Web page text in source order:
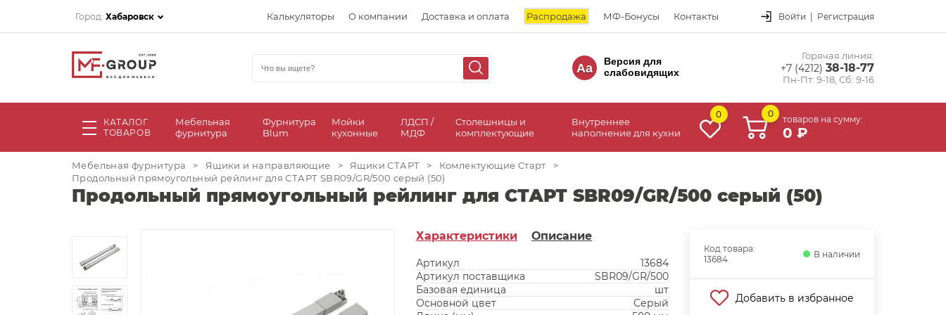
Город: Хабаровск Калькуляторы О компании Доставка и оплата Распродажа МФ-Бонусы Контакты Войти | Регистрация
Aa
Версия для
слабовидящих
Горячая линия:
+7 (4212) 38-18-77
Пн-Пт: 9-18, Сб: 9-16
КАТАЛОГ
ТОВАРОВ
Мебельная
фурнитура
Фурнитура
Blum
Мойки
кухонные
ЛДСП /
МДФ
Столешницы и
комплектующие
Внутреннее
наполнение для кухни
0 0
товаров на сумму:
0 ₽
Мебельная фурнитура > Ящики и направляющие > Ящики СТАРТ > Комлектующие Старт
>
Продольный прямоугольный рейлинг для СТАРТ SBR09/GR/500 серый (50)
Продольный прямоугольный рейлинг для СТАРТ SBR09/GR/500 серый (50)
Характеристики Описание
Артикул
13684
Артикул поставщика
SBR09/GR/500
Базовая единица
шт
Основной цвет
Серый
Код товара:
13684
В наличии
Добавить в избранное